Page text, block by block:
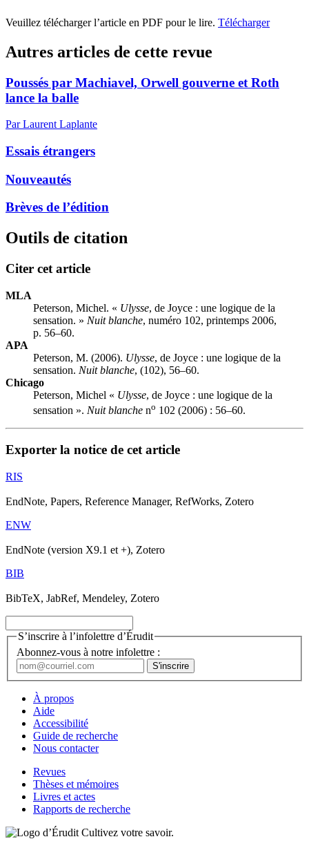
Veuillez télécharger l’article en PDF pour le lire. Télécharger
Autres articles de cette revue
Poussés par Machiavel, Orwell gouverne et Roth
lance la balle
Par Laurent Laplante
Essais étrangers
Nouveautés
Brèves de l’édition
Outils de citation
Citer cet article
MLA
Peterson, Michel. « Ulysse, de Joyce : une logique de la
sensation. » Nuit blanche, numéro 102, printemps 2006,
p. 56–60.
APA
Peterson, M. (2006). Ulysse, de Joyce : une logique de la
sensation. Nuit blanche, (102), 56–60.
Chicago
Peterson, Michel « Ulysse, de Joyce : une logique de la
sensation ». Nuit blanche no 102 (2006) : 56–60.
Exporter la notice de cet article
RIS
EndNote, Papers, Reference Manager, RefWorks, Zotero
ENW
EndNote (version X9.1 et +), Zotero
BIB
BibTeX, JabRef, Mendeley, Zotero
S’inscrire à l’infolettre d’Érudit
Abonnez-vous à notre infolettre :
À propos
Aide
Accessibilité
Guide de recherche
Nous contacter
Revues
Thèses et mémoires
Livres et actes
Rapports de recherche
Cultivez votre savoir.